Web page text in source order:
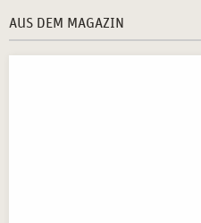
AUS DEM MAGAZIN